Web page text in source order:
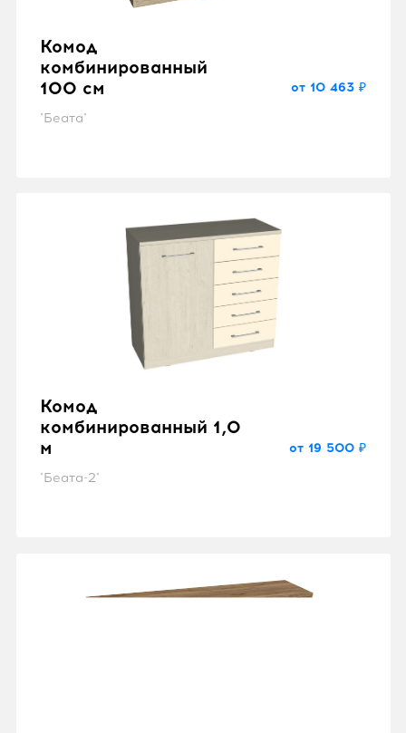
Комод
комбинированный
100 см
"Беата"
от 10 463 ₽
Комод
комбинированный 1,0
м
"Беата-2"
от 19 500 ₽